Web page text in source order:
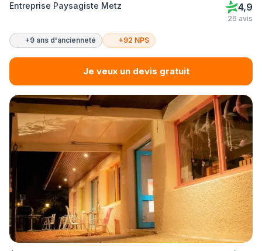
Entreprise Paysagiste Metz 4,9
26 avis
+9 ans d'ancienneté +92 NPS
Je veux un devis gratuit